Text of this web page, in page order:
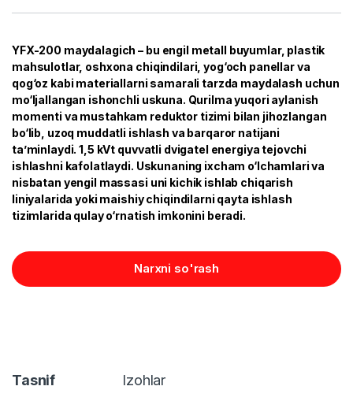
YFX-200 maydalagich – bu engil metall buyumlar, plastik
mahsulotlar, oshxona chiqindilari, yog‘och panellar va
qog‘oz kabi materiallarni samarali tarzda maydalash uchun
mo‘ljallangan ishonchli uskuna. Qurilma yuqori aylanish
momenti va mustahkam reduktor tizimi bilan jihozlangan
bo‘lib, uzoq muddatli ishlash va barqaror natijani
ta’minlaydi. 1,5 kVt quvvatli dvigatel energiya tejovchi
ishlashni kafolatlaydi. Uskunaning ixcham o‘lchamlari va
nisbatan yengil massasi uni kichik ishlab chiqarish
liniyalarida yoki maishiy chiqindilarni qayta ishlash
tizimlarida qulay o‘rnatish imkonini beradi.
Narxni so'rash
Tasnif Izohlar